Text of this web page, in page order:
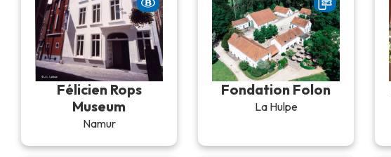
Félicien Rops
Museum
Namur
Fondation Folon
La Hulpe